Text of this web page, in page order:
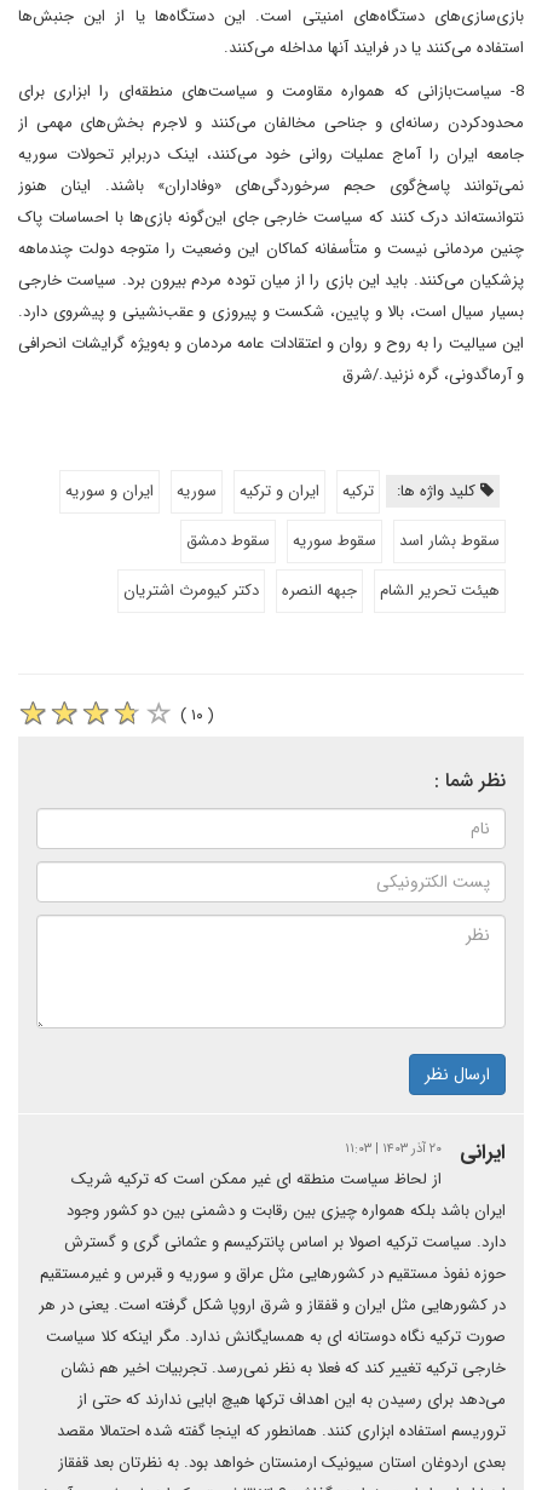
بازی‌سازی‌های دستگاه‌های امنیتی است. این دستگاه‌ها یا از این جنبش‌ها
استفاده می‌کنند یا در فرایند آنها مداخله می‌کنند.
8- سیاست‌بازانی که همواره مقاومت و سیاست‌های منطقه‌ای را ابزاری برای
محدود‌کردن رسانه‌ای و جناحی مخالفان می‌کنند و لاجرم بخش‌های مهمی از
جامعه ایران را آماج عملیات روانی خود می‌کنند، اینک دربرابر تحولات سوریه
نمی‌توانند پاسخ‌گوی حجم سرخوردگی‌های «وفاداران» باشند. اینان هنوز
نتوانسته‌اند درک کنند که سیاست خارجی جای این‌گونه بازی‌ها با احساسات پاک
چنین مردمانی نیست و متأسفانه کماکان این وضعیت را متوجه دولت چندماهه
پزشکیان می‌کنند. باید این بازی را از میان توده مردم بیرون برد. سیاست خارجی
بسیار سیال است، بالا و پایین‌، شکست و پیروزی و عقب‌نشینی و پیشروی دارد.
این سیالیت را به روح و روان و اعتقادات عامه مردمان و به‌ویژه گرایشات انحرافی
و آرماگدونی، گره نزنید./شرق
کلید واژه ها: ترکیه ایران و ترکیه سوریه
ایران و سوریه
سقوط بشار اسد
سقوط سوریه
سقوط دمشق
هیئت تحریر الشام
جبهه النصره دکتر کیومرث اشتریان
( ۱۰ )
نظر شما :
ارسال نظر
ایرانی ۲۰ آذر ۱۴۰۳ | ۱۱:۰۳
از لحاظ سیاست منطقه ای غیر ممکن است که ترکیه شریک
ایران باشد بلکه همواره چیزی بین رقابت و دشمنی بین دو کشور وجود
دارد. سیاست ترکیه اصولا بر اساس پانترکیسم و عثمانی گری و گسترش
حوزه نفوذ مستقیم در کشورهایی مثل عراق و سوریه و قبرس و غیرمستقیم
در کشورهایی مثل ایران و قفقاز و شرق اروپا شکل گرفته است. یعنی در هر
صورت ترکیه نگاه دوستانه ای به همسایگانش ندارد. مگر اینکه کلا سیاست
خارجی ترکیه تغییر کند که فعلا به نظر نمی‌رسد. تجربیات اخیر هم نشان
می‌دهد برای رسیدن به این اهداف ترکها هیچ ابایی ندارند که حتی از
تروریسم استفاده ابزاری کنند. همانطور که اینجا گفته شده احتمالا مقصد
بعدی اردوغان استان سیونیک ارمنستان خواهد بود. به نظرتان بعد قفقاز